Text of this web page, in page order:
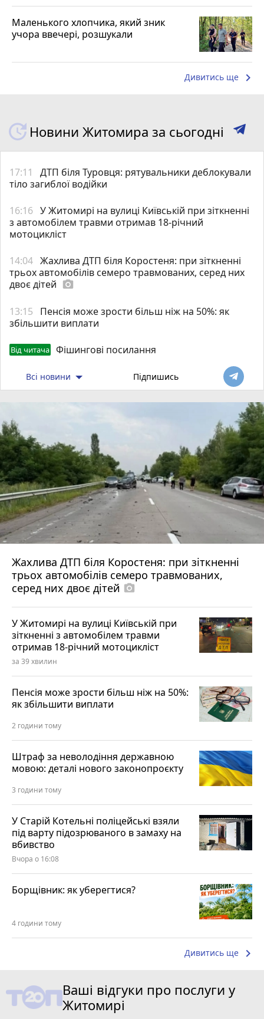
Маленького хлопчика, який зник
учора ввечері, розшукали
Дивитись ще keyboard_arrow_right
Новини Житомира за сьогодні
17:11
ДТП біля Туровця: рятувальники деблокували
тіло загиблої водійки
16:16 У Житомирі на вулиці Київській при зіткненні
з автомобілем травми отримав 18-річний
мотоцикліст
14:04 Жахлива ДТП біля Коростеня: при зіткненні
трьох автомобілів семеро травмованих, серед них
двоє дітей photo_camera
13:15
Пенсія може зрости більш ніж на 50%: як
збільшити виплати
Від читача Фішингові посилання
Всі новини Підпишись
Жахлива ДТП біля Коростеня: при зіткненні
трьох автомобілів семеро травмованих,
серед них двоє дітей photo_camera
У Житомирі на вулиці Київській при
зіткненні з автомобілем травми
отримав 18-річний мотоцикліст
за 39 хвилин
Пенсія може зрости більш ніж на 50%:
як збільшити виплати
2 години тому
Штраф за неволодіння державною
мовою: деталі нового законопроєкту
3 години тому
У Старій Котельні поліцейські взяли
під варту підозрюваного в замаху на
вбивство
Вчора о 16:08
Борщівник: як уберегтися?
4 години тому
Дивитись ще keyboard_arrow_right
Ваші відгуки про послуги у
Житомирі